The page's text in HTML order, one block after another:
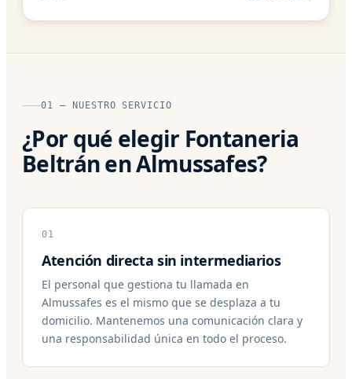
01 — NUESTRO SERVICIO
¿Por qué elegir Fontaneria
Beltrán en Almussafes?
01
Atención directa sin intermediarios
El personal que gestiona tu llamada en
Almussafes es el mismo que se desplaza a tu
domicilio. Mantenemos una comunicación clara y
una responsabilidad única en todo el proceso.